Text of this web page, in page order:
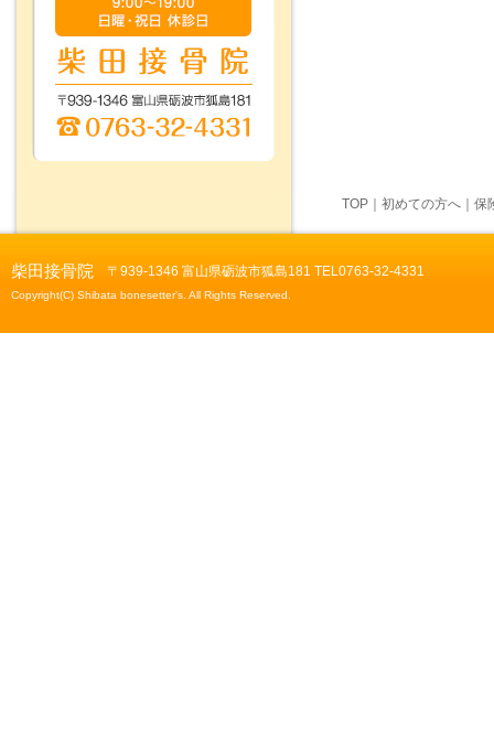
TOP 初めての方へ 保
柴田接骨院 〒939-1346 富山県砺波市狐島181 TEL0763-32-4331
Copyright(C) Shibata bonesetter's. All Rights Reserved.